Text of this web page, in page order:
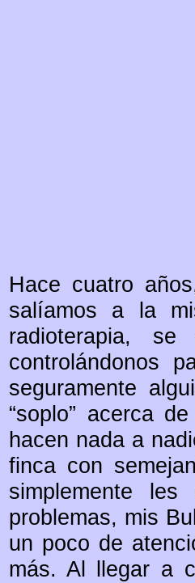
Hace cuatro
salíamos a la
radioterapia,
controlándonos
seguramente
“soplo” acerca
hacen nada a
finca con
simplemente
problemas, mis
un poco de
más. Al llegar a